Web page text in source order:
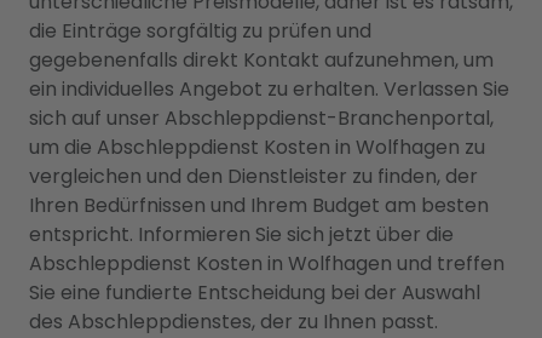
die Einträge sorgfältig zu prüfen und
gegebenenfalls direkt Kontakt aufzunehmen, um
ein individuelles Angebot zu erhalten. Verlassen Sie
sich auf unser Abschleppdienst-Branchenportal,
um die Abschleppdienst Kosten in Wolfhagen zu
vergleichen und den Dienstleister zu finden, der
Ihren Bedürfnissen und Ihrem Budget am besten
entspricht. Informieren Sie sich jetzt über die
Abschleppdienst Kosten in Wolfhagen und treffen
Sie eine fundierte Entscheidung bei der Auswahl
des Abschleppdienstes, der zu Ihnen passt.